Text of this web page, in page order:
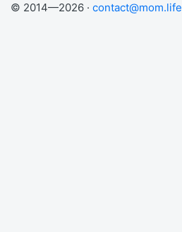
© 2014—2026 · contact@mom.life